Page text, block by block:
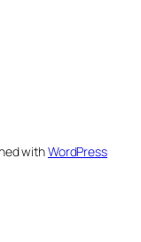
withWordPress